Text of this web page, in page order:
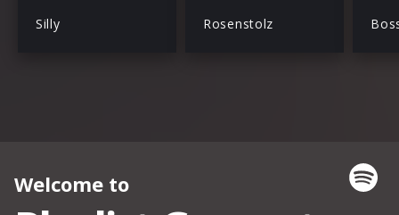
Silly Rosenstolz